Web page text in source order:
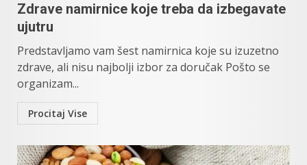
Zdrave namirnice koje treba da izbegavate
ujutru
Predstavljamo vam šest namirnica koje su izuzetno
zdrave, ali nisu najbolji izbor za doručak Pošto se
organizam...
Procitaj Vise